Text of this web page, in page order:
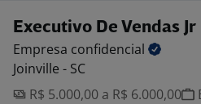
Executivo De Vendas Jr
Empresa confidencial
Joinville - SC
R$ 5.000,00 a R$ 6.000,00